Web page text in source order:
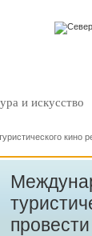
и искусство
кино